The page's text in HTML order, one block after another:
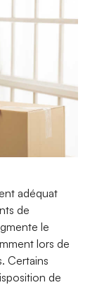
adéquat
de
le
lors de
Certains
de